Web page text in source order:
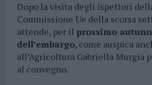
Dopo la visita degli ispettori
Commissione Ue della scorsa
attende, per il prossimo
dell’embargo, come auspica
all’Agricoltura Gabriella Murgia
al convegno.